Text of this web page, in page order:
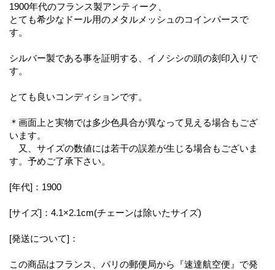
1900年代のフランス製アンティーク、
とても希少なドール用のメタルメッシュのコインパースで
す。
シルバー製である事を証明する、イノシシの頭の刻印入りで
す。
とても良いコンディションです。
＊画面上と実物では多少色具合が異なって見える場合もござ
います。
又、サイズの数値には若干の誤差が生じる場合もございま
す。予めご了承下さい。
[年代]：1900
[サイズ]：4.1×2.1cm(チェーンは除いたサイズ)
[発送について]：
この商品はフランス、パリの郵便局から『速達航空便』で発